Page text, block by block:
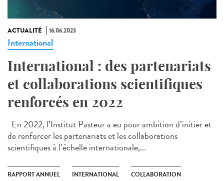
ACTUALITÉ 16.06.2023
International
International : des partenariats
et collaborations scientifiques
renforcés en 2022
En 2022, l’Institut Pasteur a eu pour ambition d’initier et
de renforcer les partenariats et les collaborations
scientifiques à l’échelle internationale,...
RAPPORT ANNUEL INTERNATIONAL COLLABORATION